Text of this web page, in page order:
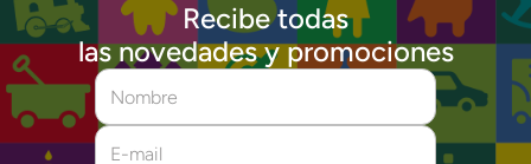
Recibe todas
las novedades y promociones